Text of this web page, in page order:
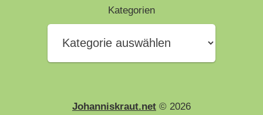
Kategorien
Johanniskraut.net © 2026